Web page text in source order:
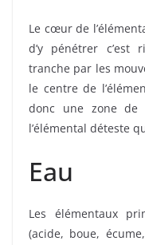
Le cœur de
d’y pénétrer
tranche par les
le centre de
donc une zone de
l’élémental déteste
Eau
Les élémentaux
(acide, boue,